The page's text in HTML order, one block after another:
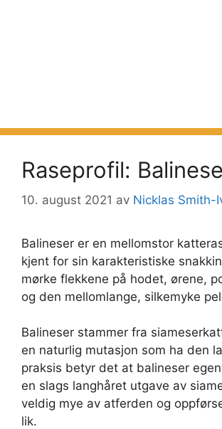
Raseprofil:
10. august 2021 av Nicklas Smith-
Balineser er en mellomstor
kjent for sin karakteristiske
mørke flekkene på hodet, ørene,
og den mellomlange, silkemyke
Balineser stammer fra
en naturlig mutasjon som ha den
praksis betyr det at balineser
en slags langhåret utgave av
veldig mye av atferden og
lik.